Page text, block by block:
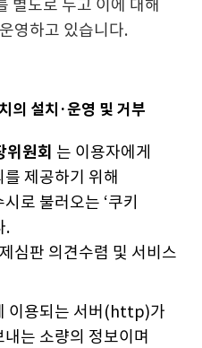
별도로 두고 이에 대해
영하고 있습니다.
의 설치·운영 및 거부
원회 는 이용자에게
제공하기 위해
로 불러오는 ‘쿠키
.
심판 의견수렴 및 서비스
이용되는 서버(http)가
는 소량의 정보이며